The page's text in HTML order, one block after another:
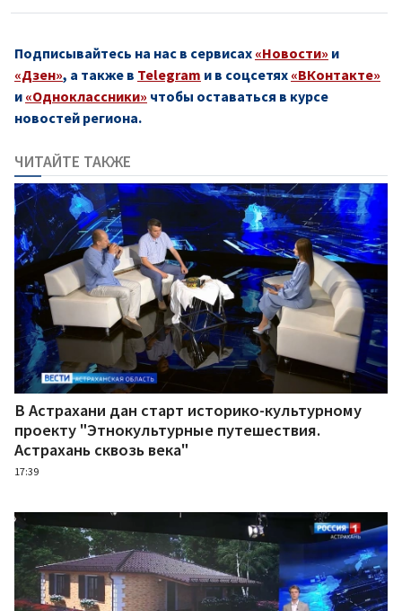
Подписывайтесь на нас в сервисах «Новости» и
«Дзен», а также в Telegram и в соцсетях «ВКонтакте»
и «Одноклассники» чтобы оставаться в курсе
новостей региона.
ЧИТАЙТЕ ТАКЖЕ
В Астрахани дан старт историко-культурному
проекту "Этнокультурные путешествия.
Астрахань сквозь века"
17:39